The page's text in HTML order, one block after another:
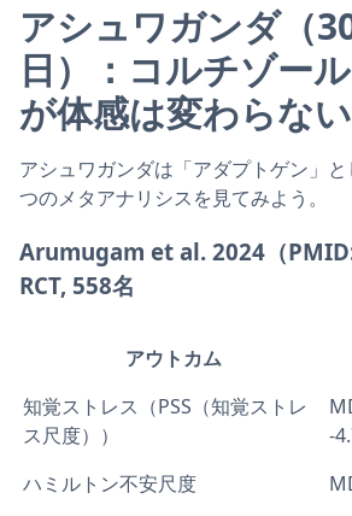
アシュワガンダ（
日）：コルチゾー
が体感は変わらない
アシュワガンダは「アダプトゲン」
つのメタアナリシスを見てみよう。
Arumugam et al. 2024（
RCT, 558名
アウトカム
知覚ストレス（PSS（知覚ストレ
ス尺度））
-
ハミルトン不安尺度